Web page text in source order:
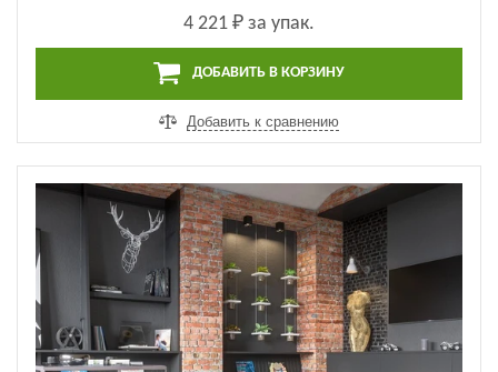
4 221 ₽ за упак.
ДОБАВИТЬ В КОРЗИНУ
Добавить к сравнению